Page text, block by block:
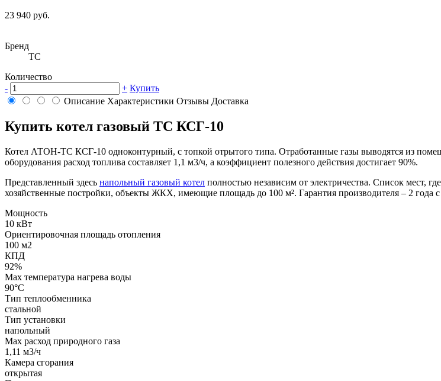
23 940 руб.
Бренд
ТС
Количество
-
+ Купить
Описание Характеристики Отзывы Доставка
Купить котел газовый ТС КСГ-10
Котел АТОН-ТС КСГ-10 одноконтурный, с топкой отрытого типа. Отработанные газы выводятся из
оборудования расход топлива составляет 1,1 м3/ч, а коэффициент полезного действия достигает 90%.
Представленный здесь напольный газовый котел полностью независим от электричества. Список мест,
хозяйственные постройки, объекты ЖКХ, имеющие площадь до 100 м². Гарантия производителя – 2 года
Мощность
10 кВт
Ориентировочная площадь отопления
100 м2
КПД
92%
Max температура нагрева воды
90°С
Тип теплообменника
стальной
Тип установки
напольный
Max расход природного газа
1,11 м3/ч
Камера сгорания
открытая